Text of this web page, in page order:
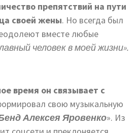
препятствий на пути
своей жены. Но всегда был
вместе любые
человек в моей жизни».
время он связывает с
свою музыкальную
Алексея Яровенко». Из